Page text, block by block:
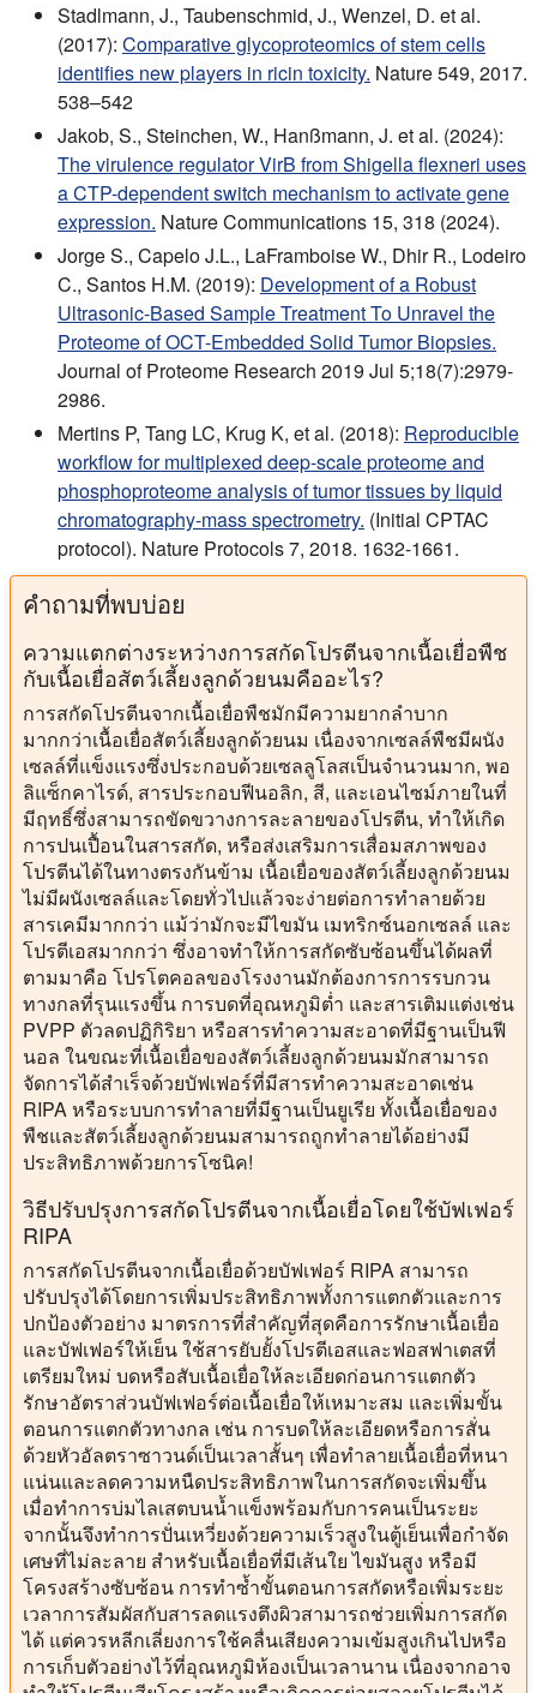
Stadlmann, J., Taubenschmid, J., Wenzel, D. et al.
(2017): Comparative glycoproteomics of stem cells
identifies new players in ricin toxicity. Nature 549, 2017.
538–542
Jakob, S., Steinchen, W., Hanßmann, J. et al. (2024):
The virulence regulator VirB from Shigella flexneri uses
a CTP-dependent switch mechanism to activate gene
expression. Nature Communications 15, 318 (2024).
Jorge S., Capelo J.L., LaFramboise W., Dhir R., Lodeiro
C., Santos H.M. (2019): Development of a Robust
Ultrasonic-Based Sample Treatment To Unravel the
Proteome of OCT-Embedded Solid Tumor Biopsies.
Journal of Proteome Research 2019 Jul 5;18(7):2979-
2986.
Mertins P, Tang LC, Krug K, et al. (2018): Reproducible
workflow for multiplexed deep-scale proteome and
phosphoproteome analysis of tumor tissues by liquid
chromatography-mass spectrometry. (Initial CPTAC
protocol). Nature Protocols 7, 2018. 1632-1661.
คําถามที่พบบ่อย
ความแตกต่างระหว่างการสกัดโปรตีนจากเนื้อเยื่อพืช
กับเนื้อเยื่อสัตว์เลี้ยงลูกด้วยนมคืออะไร?
การสกัดโปรตีนจากเนื้อเยื่อพืชมักมีความยากลำบาก
มากกว่าเนื้อเยื่อสัตว์เลี้ยงลูกด้วยนม เนื่องจากเซลล์พืชมีผนัง
เซลล์ที่แข็งแรงซึ่งประกอบด้วยเซลลูโลสเป็นจำนวนมาก, พอ
ลิแซ็กคาไรด์, สารประกอบฟีนอลิก, สี, และเอนไซม์ภายในที่
มีฤทธิ์ซึ่งสามารถขัดขวางการละลายของโปรตีน, ทำให้เกิด
การปนเปื้อนในสารสกัด, หรือส่งเสริมการเสื่อมสภาพของ
โปรตีนได้ในทางตรงกันข้าม เนื้อเยื่อของสัตว์เลี้ยงลูกด้วยนม
ไม่มีผนังเซลล์และโดยทั่วไปแล้วจะง่ายต่อการทำลายด้วย
สารเคมีมากกว่า แม้ว่ามักจะมีไขมัน เมทริกซ์นอกเซลล์ และ
โปรตีเอสมากกว่า ซึ่งอาจทำให้การสกัดซับซ้อนขึ้นได้ผลที่
ตามมาคือ โปรโตคอลของโรงงานมักต้องการการรบกวน
ทางกลที่รุนแรงขึ้น การบดที่อุณหภูมิต่ำ และสารเติมแต่งเช่น
PVPP ตัวลดปฏิกิริยา หรือสารทำความสะอาดที่มีฐานเป็นฟี
นอล ในขณะที่เนื้อเยื่อของสัตว์เลี้ยงลูกด้วยนมมักสามารถ
จัดการได้สำเร็จด้วยบัฟเฟอร์ที่มีสารทำความสะอาดเช่น
RIPA หรือระบบการทำลายที่มีฐานเป็นยูเรีย ทั้งเนื้อเยื่อของ
พืชและสัตว์เลี้ยงลูกด้วยนมสามารถถูกทำลายได้อย่างมี
ประสิทธิภาพด้วยการโซนิค!
วิธีปรับปรุงการสกัดโปรตีนจากเนื้อเยื่อโดยใช้บัฟเฟอร์
RIPA
การสกัดโปรตีนจากเนื้อเยื่อด้วยบัฟเฟอร์ RIPA สามารถ
ปรับปรุงได้โดยการเพิ่มประสิทธิภาพทั้งการแตกตัวและการ
ปกป้องตัวอย่าง มาตรการที่สำคัญที่สุดคือการรักษาเนื้อเยื่อ
และบัฟเฟอร์ให้เย็น ใช้สารยับยั้งโปรตีเอสและฟอสฟาเตสที่
เตรียมใหม่ บดหรือสับเนื้อเยื่อให้ละเอียดก่อนการแตกตัว
รักษาอัตราส่วนบัฟเฟอร์ต่อเนื้อเยื่อให้เหมาะสม และเพิ่มขั้น
ตอนการแตกตัวทางกล เช่น การบดให้ละเอียดหรือการสั่น
ด้วยหัวอัลตราซาวนด์เป็นเวลาสั้นๆ เพื่อทำลายเนื้อเยื่อที่หนา
แน่นและลดความหนืดประสิทธิภาพในการสกัดจะเพิ่มขึ้น
เมื่อทำการบ่มไลเสตบนน้ำแข็งพร้อมกับการคนเป็นระยะ
จากนั้นจึงทำการปั่นเหวี่ยงด้วยความเร็วสูงในตู้เย็นเพื่อกำจัด
เศษที่ไม่ละลาย สำหรับเนื้อเยื่อที่มีเส้นใย ไขมันสูง หรือมี
โครงสร้างซับซ้อน การทำซ้ำขั้นตอนการสกัดหรือเพิ่มระยะ
เวลาการสัมผัสกับสารลดแรงตึงผิวสามารถช่วยเพิ่มการสกัด
ได้ แต่ควรหลีกเลี่ยงการใช้คลื่นเสียงความเข้มสูงเกินไปหรือ
การเก็บตัวอย่างไว้ที่อุณหภูมิห้องเป็นเวลานาน เนื่องจากอาจ